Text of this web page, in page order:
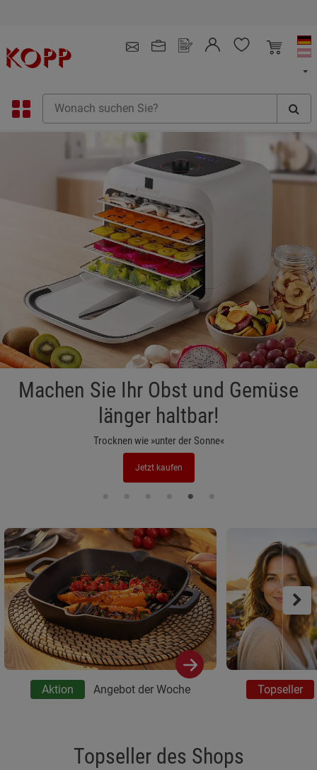
/ 5.0 - SEHR GUT
Mehr als nur Coenzym Q10
Kopp Vital® – weil Gesundheit eine Entscheidung ist
Zum Produkt
Aktion Angebot der Woche Topseller
Topseller des Shops